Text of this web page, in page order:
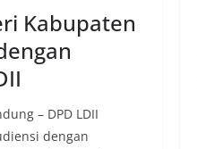
Kabupaten
– DPD LDII
dengan